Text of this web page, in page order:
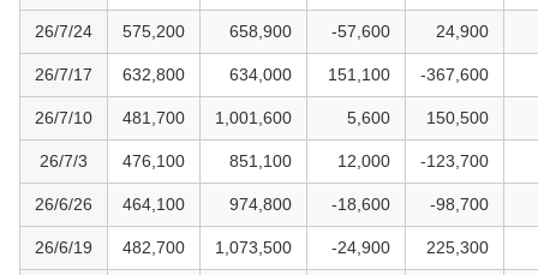
26/7/24 575,200 658,900 -57,600 24,900
26/7/17 632,800 634,000 151,100 -367,600
26/7/10 481,700 1,001,600 5,600 150,500
26/7/3 476,100 851,100 12,000 -123,700
26/6/26 464,100 974,800 -18,600 -98,700
26/6/19 482,700 1,073,500 -24,900 225,300